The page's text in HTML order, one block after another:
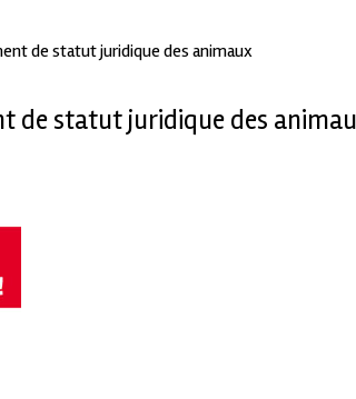
de statut juridique des animaux
de statut juridique des